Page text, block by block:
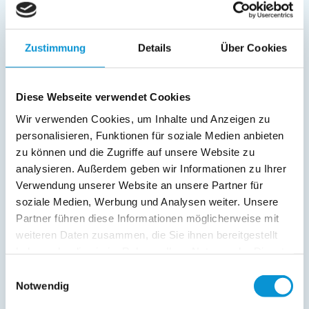
Zustimmung Details Über Cookies
Diese Webseite verwendet Cookies
Wir verwenden Cookies, um Inhalte und Anzeigen zu
personalisieren, Funktionen für soziale Medien anbieten
zu können und die Zugriffe auf unsere Website zu
analysieren. Außerdem geben wir Informationen zu Ihrer
Verwendung unserer Website an unsere Partner für
soziale Medien, Werbung und Analysen weiter. Unsere
Partner führen diese Informationen möglicherweise mit
weiteren Daten zusammen, die Sie ihnen bereitgestellt
Notwendig
in Markgrafenheide
Objekttyp
Ferienwohnung
Größe
89 m²
Personen
1 - 4
zum Objekt
online buchbar